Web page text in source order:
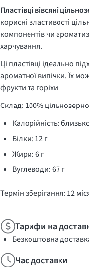
Пластівці вівсяні
корисні властивості
компонентів чи
харчування.
Ці пластівці ідеально
ароматної випічки. Їх
фрукти та горіхи.
Склад: 100%
Калорійність:
Білки: 12 г
Жири: 6 г
Вуглеводи: 67 г
Термін зберігання: 12
Тарифи на
Безкоштовна
Час доставки